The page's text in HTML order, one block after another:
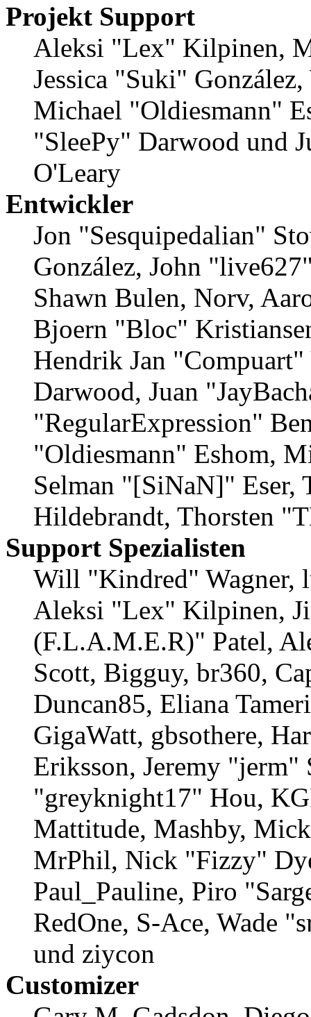
Projekt Support
Aleksi "Lex" Kilpinen,
Jessica "Suki"
Michael "Oldiesmann"
"SleePy" Darwood und
O'Leary
Entwickler
Jon "Sesquipedalian"
González, John
Shawn Bulen, Norv,
Bjoern "Bloc"
Hendrik Jan
Darwood, Juan
"RegularExpression"
"Oldiesmann" Eshom,
Selman "[SiNaN]" Eser,
Hildebrandt, Thorsten
Support Spezialisten
Will "Kindred" Wagner,
Aleksi "Lex" Kilpinen,
(F.L.A.M.E.R)" Patel,
Scott, Bigguy, br360,
Duncan85, Eliana
GigaWatt, gbsothere,
Eriksson, Jeremy
"greyknight17" Hou,
Mattitude, Mashby,
MrPhil, Nick "Fizzy"
Paul_Pauline, Piro
RedOne, S-Ace, Wade
und ziycon
Customizer